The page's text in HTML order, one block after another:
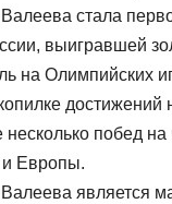
стала
выигравшей
на Олимпийских
достижений
несколько побед
Европы.
является